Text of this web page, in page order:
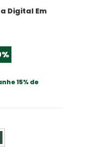
Digital Em
15% de